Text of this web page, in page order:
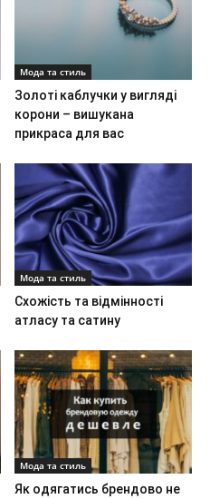
Мода та стиль
Золоті каблучки у вигляді
корони – вишукана
прикраса для вас
Мода та стиль
Схожість та відмінності
атласу та сатину
Мода та стиль
Як одягатись брендово не